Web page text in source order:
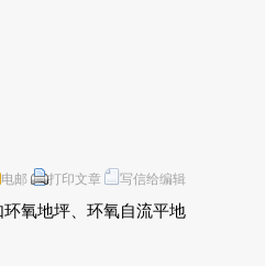
电邮 打印文章 写信给编辑
氧地坪、环氧自流平地